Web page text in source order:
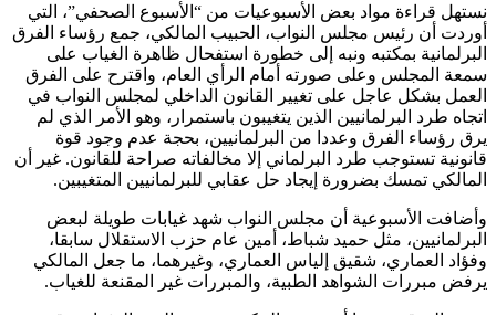
نستهل قراءة مواد بعض الأسبوعيات من “الأسبوع الصحفي”، التي
أوردت أن رئيس مجلس النواب، الحبيب المالكي، جمع رؤساء الفرق
البرلمانية بمكتبه ونبه إلى خطورة استفحال ظاهرة الغياب على
سمعة المجلس وعلى صورته أمام الرأي العام، واقترح على الفرق
العمل بشكل عاجل على تغيير القانون الداخلي لمجلس النواب في
اتجاه طرد البرلمانيين الذين يتغيبون باستمرار، وهو الأمر الذي لم
يرق رؤساء الفرق وعددا من البرلمانيين، بحجة عدم وجود قوة
قانونية تستوجب طرد البرلماني إلا مخالفاته صراحة للقانون. غير أن
المالكي تمسك بضرورة إيجاد حل عقابي للبرلمانيين المتغيبين.
وأضافت الأسبوعية أن مجلس النواب شهد غيابات طويلة لبعض
البرلمانيين، مثل حميد شباط، أمين عام حزب الاستقلال سابقا،
وفؤاد العماري، شقيق إلياس العماري، وغيرهما، ما جعل المالكي
يرفض مبررات الشواهد الطبية، والمبررات غير المقنعة للغياب.